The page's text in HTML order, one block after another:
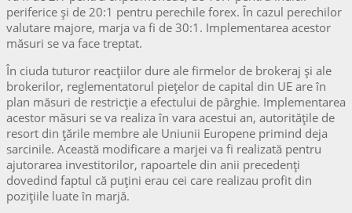
periferice şi de 20:1 pentru perechile forex. În cazul perechilor
valutare majore, marja va fi de 30:1. Implementarea acestor
măsuri se va face treptat.
În ciuda tuturor reacțiilor dure ale firmelor de brokeraj şi ale
brokerilor, reglementatorul piețelor de capital din UE are în
plan măsuri de restricție a efectului de pârghie. Implementarea
acestor măsuri se va realiza în vara acestui an, autoritățile de
resort din țările membre ale Uniunii Europene primind deja
sarcinile. Această modificare a marjei va fi realizată pentru
ajutorarea investitorilor, rapoartele din anii precedenți
dovedind faptul că puțini erau cei care realizau profit din
pozițiile luate în marjă.